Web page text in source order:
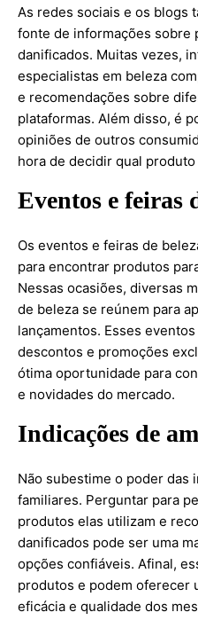
As redes sociais e os blogs
fonte de informações sobre
danificados. Muitas vezes,
especialistas em beleza
e recomendações sobre
plataformas. Além disso, é
opiniões de outros
hora de decidir qual produto
Eventos e feiras
Os eventos e feiras de
para encontrar produtos
Nessas ocasiões, diversas
de beleza se reúnem para
lançamentos. Esses
descontos e promoções
ótima oportunidade para
e novidades do mercado.
Indicações de
Não subestime o poder das
familiares. Perguntar para
produtos elas utilizam e
danificados pode ser uma
opções confiáveis. Afinal,
produtos e podem oferecer
eficácia e qualidade dos